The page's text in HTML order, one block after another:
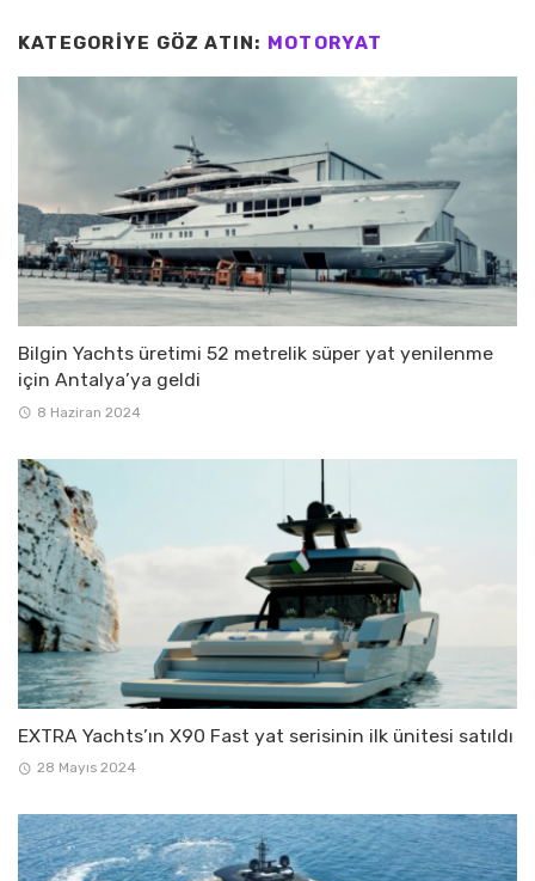
KATEGORIYE GÖZ ATIN: MOTORYAT
Bilgin Yachts üretimi 52 metrelik süper yat yenilenme
için Antalya’ya geldi
8 Haziran 2024
EXTRA Yachts’ın X90 Fast yat serisinin ilk ünitesi satıldı
28 Mayıs 2024